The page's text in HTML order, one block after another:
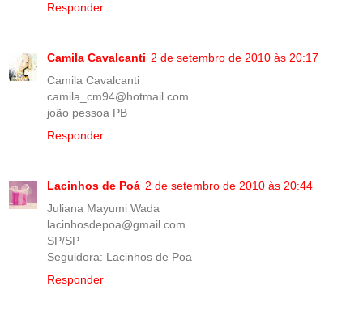
Responder
Camila Cavalcanti 2 de setembro de 2010 às 20:17
Camila Cavalcanti
camila_cm94@hotmail.com
joão pessoa PB
Responder
Lacinhos de Poá 2 de setembro de 2010 às 20:44
Juliana Mayumi Wada
lacinhosdepoa@gmail.com
SP/SP
Seguidora: Lacinhos de Poa
Responder